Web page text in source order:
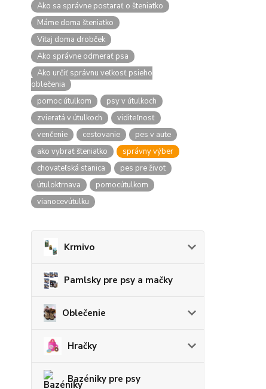
Ako sa správne postarať o šteniatko
Máme doma šteniatko
Vitaj doma drobček
Ako správne odmerať psa
Ako určiť správnu veľkosť psieho
oblečenia
pomoc útulkom
psy v útulkoch
zvieratá v útulkoch
viditeľnosť
venčenie
cestovanie
pes v aute
ako vybrať šteniatko
správny výber
chovateľská stanica
pes pre život
útuloktrnava
pomocútulkom
vianocevútulku
Krmivo
Pamlsky pre psy a mačky
Oblečenie
Hračky
Bazéniky pre psy